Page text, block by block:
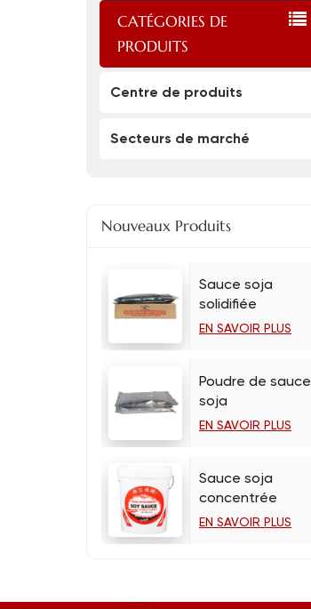
CATÉGORIES DE
PRODUITS
Centre de produits
Secteurs de marché
Nouveaux Produits
Sauce soja
solidifiée
EN SAVOIR PLUS
Poudre de sauce
soja
EN SAVOIR PLUS
Sauce soja
concentrée
EN SAVOIR PLUS